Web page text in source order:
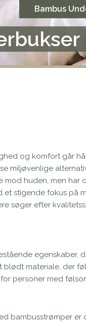
Bambus
og komfort går
miljøvenlige
huden, men har
stigende fokus på
søger efter
egenskaber,
blødt materiale, der
personer med
bambusstrømper er